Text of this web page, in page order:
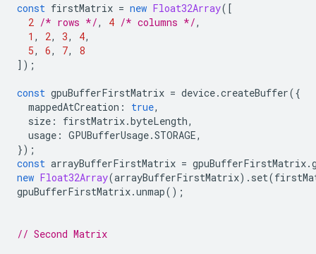
const firstMatrix = new Float32Array([
2 /* rows */, 4 /* columns */,
1 , 2, 3, 4,
5, 6, 7,
8
]);
const gpuBufferFirstMatrix = device.createBuffer({
mappedAtCreation : true,
size : firstMatrix.byteLength,
usage : GPUBufferUsage.STORAGE,
});
const arrayBufferFirstMatrix = gpuBufferFirstMatrix.
new Float32Array(arrayBufferFirstMatrix). set(
gpuBufferFirstMatrix.unmap();
// Second Matrix